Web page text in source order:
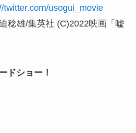
twitter.com/usogui_movie
稔雄/集英社 (C)2022映画「嘘
ドショー！